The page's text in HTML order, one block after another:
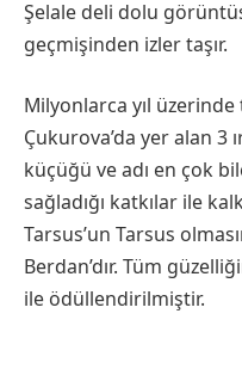
Şelale deli dolu
geçmişinden izler taşır.
Milyonlarca yıl üzerinde
Çukurova’da yer alan 3
küçüğü ve adı en çok
sağladığı katkılar ile
Tarsus’un Tarsus
Berdan’dır. Tüm
ile ödüllendirilmiştir.